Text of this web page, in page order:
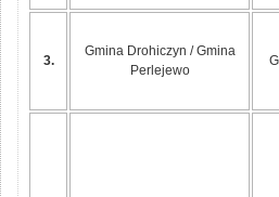
3.
Gmina Drohiczyn / Gmina
Perlejewo